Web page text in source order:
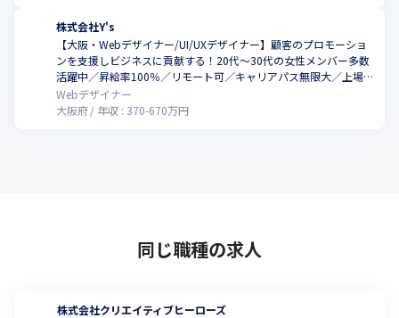
◾️Y’s入社後のキャリアアップ
・バックエンドと連携したフロントエンド開発を担当
・UI/UXの仕様提案やコードレビュー
・PMを目指してスキルアップ中！
株式会社Y's
【大阪・Webデザイナー/UI/UXデザイナー】顧客のプロモーショ
ンを支援しビジネスに貢献する！20代〜30代の女性メンバー多数
活躍中／昇給率100％／リモート可／キャリアパス無限大／上場企
業グループ会社
Webデザイナー
大阪府
年収 : 370-670万円
同じ職種の求人
株式会社クリエイティブヒーローズ